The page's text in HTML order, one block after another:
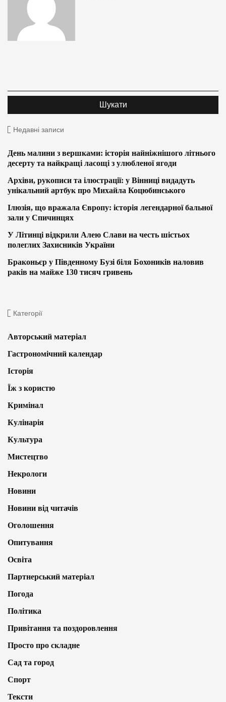
Недавні записи
День малини з вершками: історія найніжнішого літнього
десерту та найкращі ласощі з улюбленої ягоди
Архіви, рукописи та ілюстрації: у Вінниці видадуть
унікальний артбук про Михайла Коцюбинського
Ілюзія, що вражала Європу: історія легендарної бальної
зали у Спичинцях
У Літинці відкрили Алею Слави на честь шістьох
полеглих Захисників України
Браконьєр у Південному Бузі біля Бохоників наловив
раків на майже 130 тисяч гривень
Категорії
Авторський матеріал
Гастрономічний календар
Історія
Їж з користю
Кримінал
Кулінарія
Культура
Мистецтво
Некрологи
Новини
Новини від читачів
Оголошення
Опитування
Освіта
Партнерський матеріал
Погода
Політика
Привітання та поздоровлення
Просто про складне
Сад та город
Спорт
Тексти